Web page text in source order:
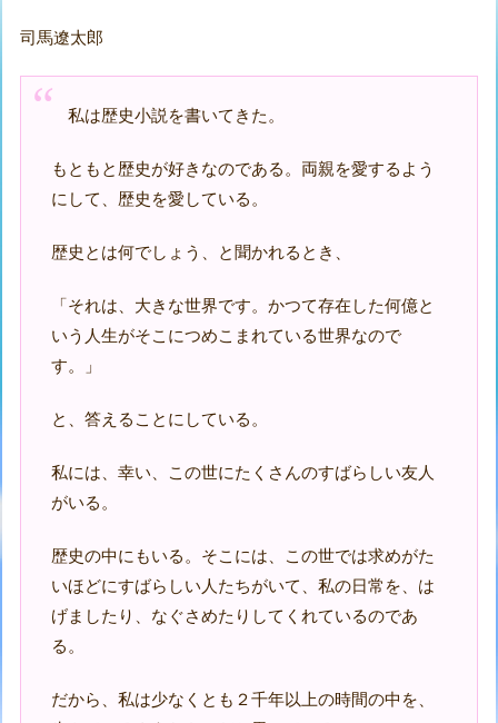
司馬遼太郎
私は歴史小説を書いてきた。
もともと歴史が好きなのである。両親を愛するよう
にして、歴史を愛している。
歴史とは何でしょう、と聞かれるとき、
「それは、大きな世界です。かつて存在した何億と
いう人生がそこにつめこまれている世界なので
す。」
と、答えることにしている。
私には、幸い、この世にたくさんのすばらしい友人
がいる。
歴史の中にもいる。そこには、この世では求めがた
いほどにすばらしい人たちがいて、私の日常を、は
げましたり、なぐさめたりしてくれているのであ
る。
だから、私は少なくとも２千年以上の時間の中を、